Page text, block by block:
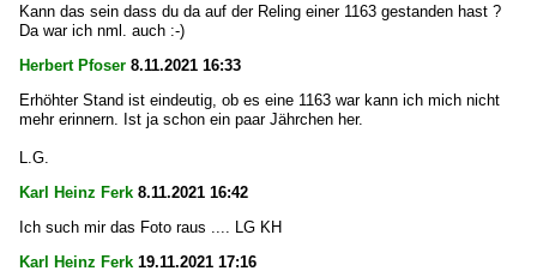
Kann das sein dass du da auf der Reling einer 1163 gestanden hast ?
Da war ich nml. auch :-)
Herbert Pfoser 8.11.2021 16:33
Erhöhter Stand ist eindeutig, ob es eine 1163 war kann ich mich nicht
mehr erinnern. Ist ja schon ein paar Jährchen her.
L.G.
Karl Heinz Ferk 8.11.2021 16:42
Ich such mir das Foto raus .... LG KH
Karl Heinz Ferk 19.11.2021 17:16